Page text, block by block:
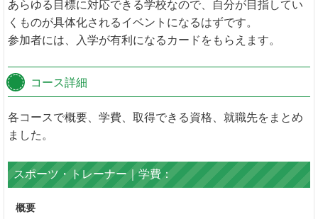
あらゆる目標に対応できる学校なので、自分が目指してい
くものが具体化されるイベントになるはずです。
参加者には、入学が有利になるカードをもらえます。
コース詳細
各コースで概要、学費、取得できる資格、就職先をまとめ
ました。
スポーツ・トレーナー｜学費：
概要